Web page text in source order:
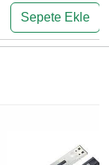
Sepete Ekle